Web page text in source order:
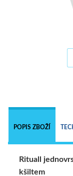
POPIS ZBOŽÍ
Rituall
kšiltem